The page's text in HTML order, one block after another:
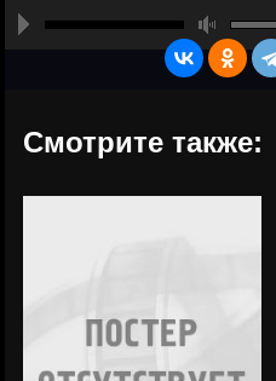
Смотрите также: